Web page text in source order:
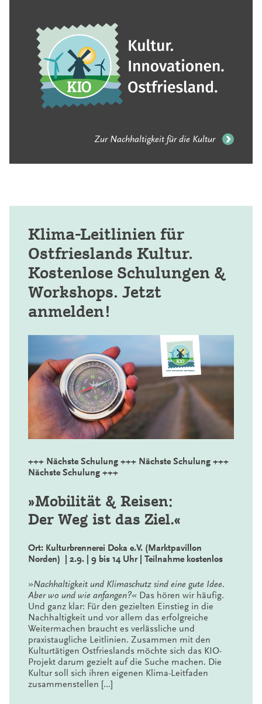
Zur Nachhaltigkeit für die Kultur
Klima-Leitlinien für
Ostfrieslands Kultur.
Kostenlose Schulungen &
Workshops. Jetzt
anmelden!
+++ Nächste Schulung +++ Nächste Schulung +++
Nächste Schulung +++
»Mobilität & Reisen:
Der Weg ist das Ziel.«
Ort: Kulturbrennerei Doka e.V. (Marktpavillon
Norden) | 2.9. | 9 bis 14 Uhr | Teilnahme kostenlos
»Nachhaltigkeit und Klimaschutz sind eine gute Idee.
Aber wo und wie anfangen?« Das hören wir häufig.
Und ganz klar: Für den gezielten Einstieg in die
Nachhaltigkeit und vor allem das erfolgreiche
Weitermachen braucht es verlässliche und
praxistaugliche Leitlinien. Zusammen mit den
Kulturtätigen Ostfrieslands möchte sich das KIO-
Projekt darum gezielt auf die Suche machen. Die
Kultur soll sich ihren eigenen Klima-Leitfaden
zusammenstellen […]